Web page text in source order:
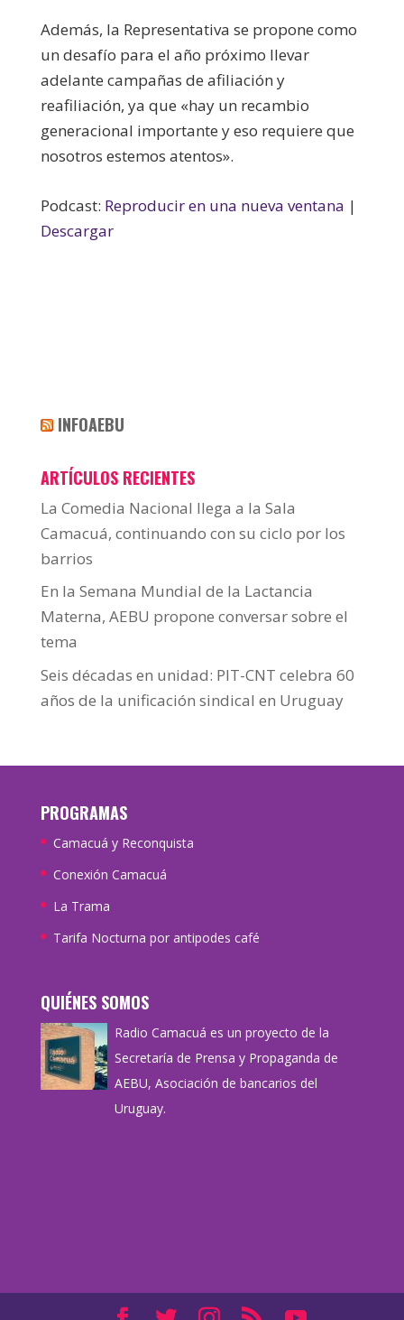
Además, la Representativa se propone como
un desafío para el año próximo llevar
adelante campañas de afiliación y
reafiliación, ya que «hay un recambio
generacional importante y eso requiere que
nosotros estemos atentos».
Podcast: Reproducir en una nueva ventana |
Descargar
INFOAEBU
ARTÍCULOS RECIENTES
La Comedia Nacional llega a la Sala
Camacuá, continuando con su ciclo por los
barrios
En la Semana Mundial de la Lactancia
Materna, AEBU propone conversar sobre el
tema
Seis décadas en unidad: PIT-CNT celebra 60
años de la unificación sindical en Uruguay
PROGRAMAS
Camacuá y Reconquista
Conexión Camacuá
La Trama
Tarifa Nocturna por antipodes café
QUIÉNES SOMOS
Radio Camacuá es un proyecto de la
Secretaría de Prensa y Propaganda de
AEBU, Asociación de bancarios del
Uruguay.